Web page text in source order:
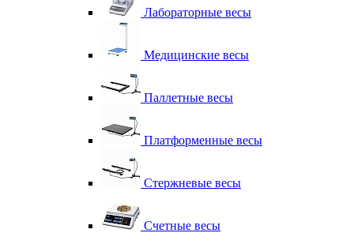
Лабораторные весы
Медицинские весы
Паллетные весы
Платформенные весы
Стержневые весы
Счетные весы